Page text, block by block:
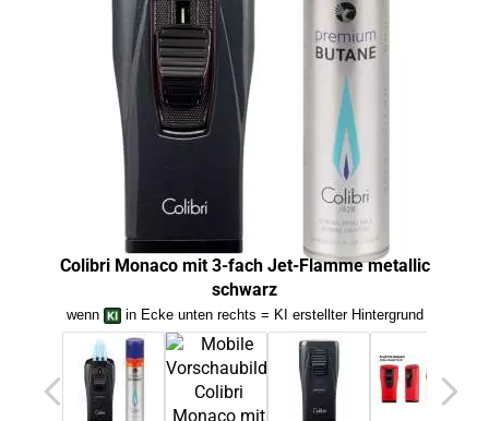
Colibri Monaco mit 3-fach Jet-Flamme metallic
schwarz
wenn in Ecke unten rechts = KI erstellter Hintergrund